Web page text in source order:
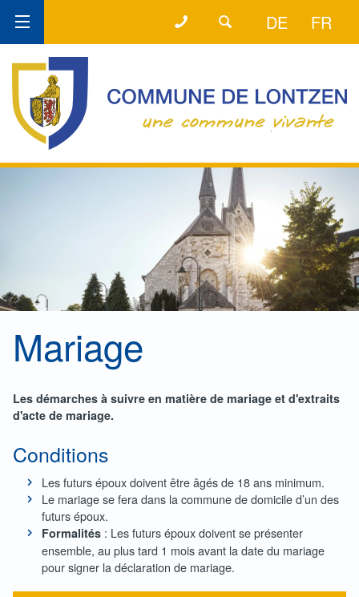
FR
DE
LA LIGNE DIRECTE +32 (0) 87 89 80 64
Mariage
Les démarches à suivre en matière de mariage et d'extraits
d'acte de mariage.
Conditions
Les futurs époux doivent être âgés de 18 ans minimum.
Le mariage se fera dans la commune de domicile d’un des
futurs époux.
Formalités : Les futurs époux doivent se présenter
ensemble, au plus tard 1 mois avant la date du mariage
pour signer la déclaration de mariage.